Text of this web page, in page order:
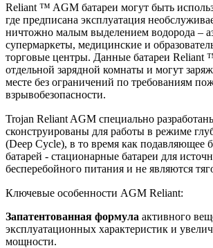
Reliant ™ AGM батареи могут быть
где предписана эксплуатация
ничтожно малым выделением водорода –
супермаркеты, медицинские и
торговые центры. Данные батареи Reliant
отдельной зарядной комнаты и могут
месте без ограничений по требованиям
взрывобезопасности.
Trojan Reliant AGM специально
сконструированы для работы в режиме
(Deep Cycle), в то время как подавляющее
батарей - стационарные батареи для
бесперебойного питания и не являются
Ключевые особенности AGM Reliant:
Запатентованная формула активного
эксплуатационных характеристик и
мощности.